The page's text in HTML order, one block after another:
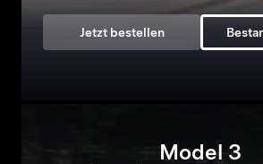
Jetzt bestellen
Model 3